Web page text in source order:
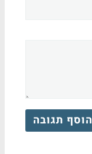
הוסף תגובה